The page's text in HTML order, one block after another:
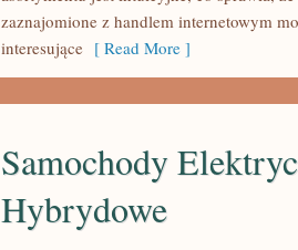
zaznajomione z handlem internetowym
interesujące [ Read More ]
Samochody
Hybrydowe